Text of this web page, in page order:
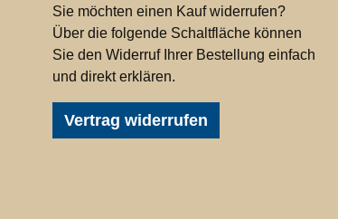
Sie möchten einen Kauf widerrufen?
Über die folgende Schaltfläche können
Sie den Widerruf Ihrer Bestellung einfach
und direkt erklären.
Vertrag widerrufen